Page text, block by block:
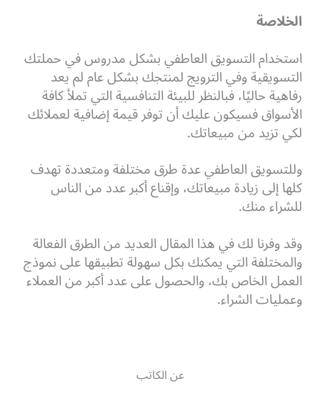
الخلاصة
استخدام التسويق العاطفي بشكل مدروس في حملتك
التسويقية وفي الترويج لمنتجك بشكل عام لم يعد
رفاهية حاليًا، فبالنظر للبيئة التنافسية التي تملأ كافة
الأسواق فسيكون عليك أن توفر قيمة إضافية لعملائك
لكي تزيد من مبيعاتك.
وللتسويق العاطفي عدة طرق مختلفة ومتعددة تهدف
كلها إلى زيادة مبيعاتك، وإقناع أكبر عدد من الناس
للشراء منك.
وقد وفرنا لك في هذا المقال العديد من الطرق الفعالة
والمختلفة التي يمكنك بكل سهولة تطبيقها على نموذج
العمل الخاص بك، والحصول على عدد أكبر من العملاء
وعمليات الشراء.
عن الكاتب